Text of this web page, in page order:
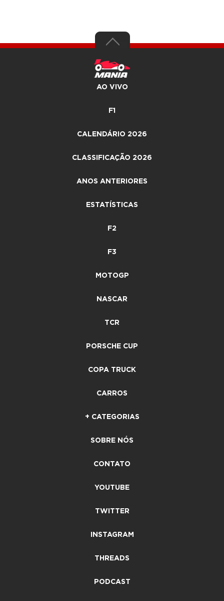
AO VIVO
F1
CALENDÁRIO 2026
CLASSIFICAÇÃO 2026
ANOS ANTERIORES
ESTATÍSTICAS
F2
F3
MOTOGP
NASCAR
TCR
PORSCHE CUP
COPA TRUCK
CARROS
+ CATEGORIAS
SOBRE NÓS
CONTATO
YOUTUBE
TWITTER
INSTAGRAM
THREADS
PODCAST